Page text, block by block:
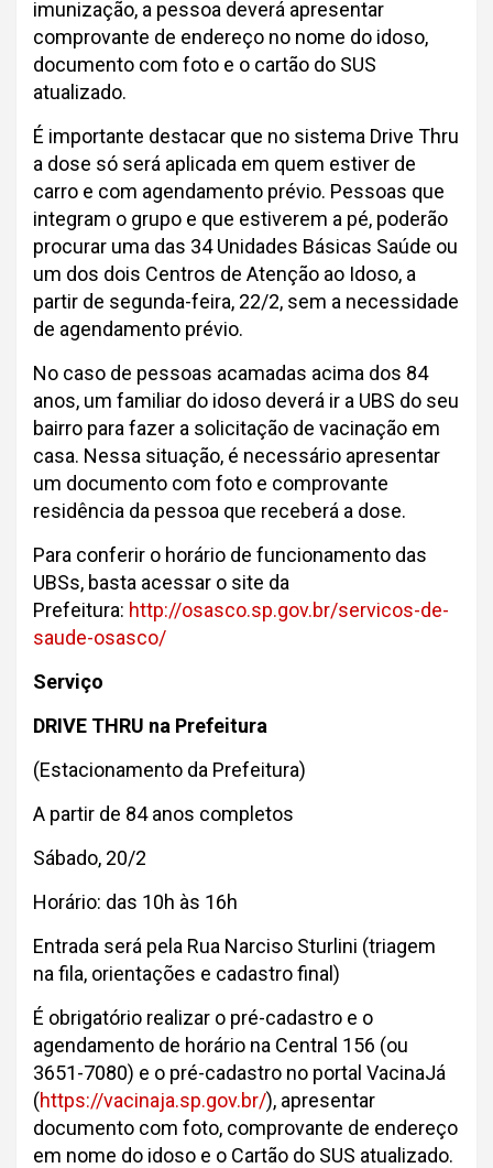
imunização, a pessoa deverá apresentar
comprovante de endereço no nome do idoso,
documento com foto e o cartão do SUS
atualizado.
É importante destacar que no sistema Drive Thru
a dose só será aplicada em quem estiver de
carro e com agendamento prévio. Pessoas que
integram o grupo e que estiverem a pé, poderão
procurar uma das 34 Unidades Básicas Saúde ou
um dos dois Centros de Atenção ao Idoso, a
partir de segunda-feira, 22/2, sem a necessidade
de agendamento prévio.
No caso de pessoas acamadas acima dos 84
anos, um familiar do idoso deverá ir a UBS do seu
bairro para fazer a solicitação de vacinação em
casa. Nessa situação, é necessário apresentar
um documento com foto e comprovante
residência da pessoa que receberá a dose.
Para conferir o horário de funcionamento das
UBSs, basta acessar o site da
Prefeitura: http://osasco.sp.gov.br/servicos-de-
saude-osasco/
Serviço
DRIVE THRU na Prefeitura
(Estacionamento da Prefeitura)
A partir de 84 anos completos
Sábado, 20/2
Horário: das 10h às 16h
Entrada será pela Rua Narciso Sturlini (triagem
na fila, orientações e cadastro final)
É obrigatório realizar o pré-cadastro e o
agendamento de horário na Central 156 (ou
3651-7080) e o pré-cadastro no portal VacinaJá
(https://vacinaja.sp.gov.br/), apresentar
documento com foto, comprovante de endereço
em nome do idoso e o Cartão do SUS atualizado.